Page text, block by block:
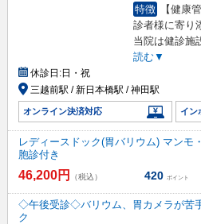
特徴
【健康
診者様に寄り
当院は健診施
読む▼
休診日:日・祝
三越前駅 / 新日本橋駅 / 神田駅
オンライン決済対応 イン
レディースドック(胃バリウム) マンモ
胞診付き
46,200円 （税込） 420 ポイント
◇午後受診◇バリウム、胃カメラが苦
ク